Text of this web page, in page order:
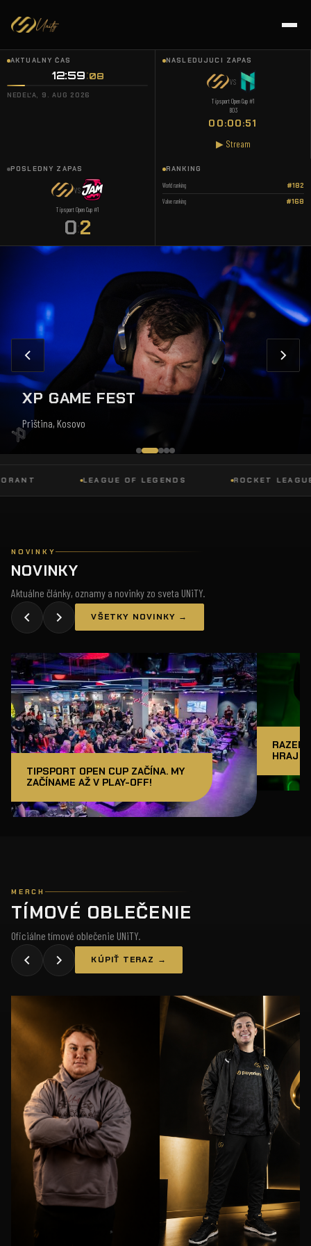
AKTUÁLNY ČAS
12:59 09
NEDEĽA, 9. AUG 2026
NASLEDUJÚCI ZÁPAS
VS
Tipsport Open Cup #1
BO3
00:00:50
▶ Stream
POSLEDNÝ ZÁPAS
VS
Tipsport Open Cup #1
0:2
RANKING
World ranking #182
Valve ranking #168
XP GAME FEST
Priština, Kosovo
LEAGUE OF LEGENDS ROCKET LEAGUE
NOVINKY
NOVINKY
Aktuálne články, oznamy a novinky zo sveta UNiTY.
VŠETKY NOVINKY →
TIPSPORT OPEN CUP ZAČÍNA. MY
ZAČÍNAME AŽ V PLAY-OFF!
RAZER
HRAJ
MERCH
TÍMOVÉ OBLEČENIE
Oficiálne tímové oblečenie UNiTY.
KÚPIŤ TERAZ →